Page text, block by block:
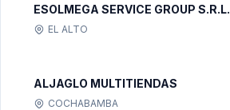
ESOLMEGA SERVICE GROUP S.R.L.
EL ALTO
ALJAGLO MULTITIENDAS
COCHABAMBA